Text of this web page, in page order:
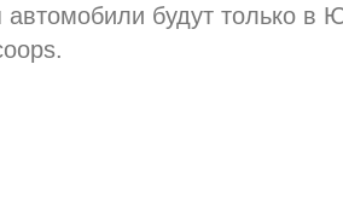
автомобили будут только